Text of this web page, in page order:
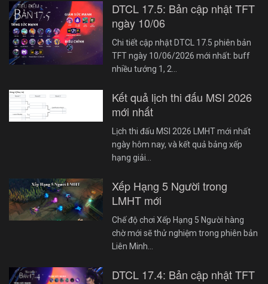
DTCL 17.5: Bản cập nhật TFT
ngày 10/06
Chi tiết cập nhật DTCL 17.5 phiên bản
TFT ngày 10/06/2026 mới nhất: buff
nhiều tướng 1, 2…
Kết quả lịch thi đấu MSI 2026
mới nhất
Lịch thi đấu MSI 2026 LMHT mới nhất
ngày hôm nay, và kết quả bảng xếp
hạng giải…
Xếp Hạng 5 Người trong
LMHT mới
Chế độ chơi Xếp Hạng 5 Người hàng
chờ mới sẽ thử nghiệm trong phiên bản
Liên Minh…
DTCL 17.4: Bản cập nhật TFT